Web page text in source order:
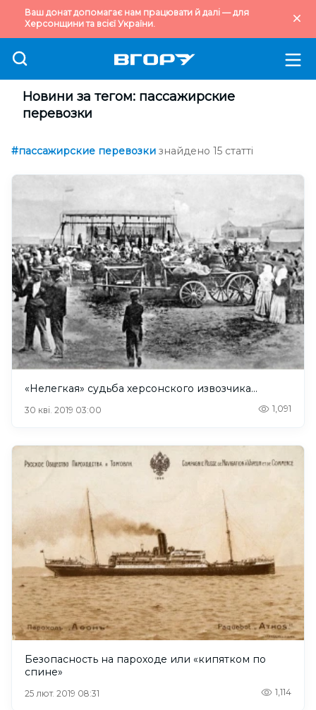
Ваш донат допомагає нам працювати й далі — для
Херсонщини та всієї України.
Новини за тегом: пассажирские
перевозки
#пассажирские перевозки знайдено 15 статті
«Нелегкая» судьба херсонского извозчика…
30 кві. 2019 03:00 1,091
Безопасность на пароходе или «кипятком по
спине»
25 лют. 2019 08:31 1,114